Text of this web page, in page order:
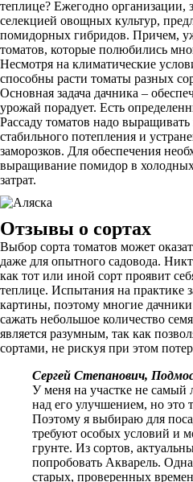
теплице? Ежегодно
селекцией овощных культур,
помидорных гибридов. Причем,
томатов, которые полюбились
Несмотря на климатические
способны расти томаты разных
Основная задача дачника –
урожай порадует. Есть
Рассаду томатов надо
стабильного потепления и
заморозков. Для обеспечения
выращивание помидор в
затрат.
Отзывы о сортах
Выбор сорта томатов может
даже для опытного садовода.
как тот или иной сорт проявит
теплице. Испытания на практике
картины, поэтому многие
сажать небольшое количество
является разумным, так как
сортами, не рискуя при этом
Сергей Степанович,
У меня на участке не самый
над его улучшением, но это
Поэтому я выбираю для
требуют особых условий и
грунте. Из сортов,
попробовать Акварель.
старых, проверенных